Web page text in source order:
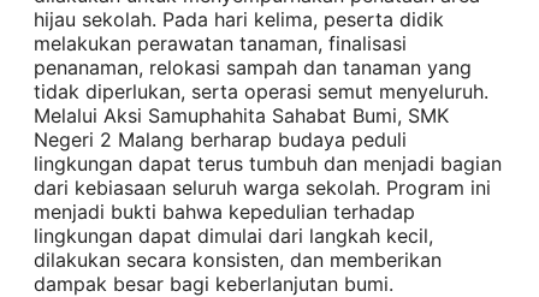
hijau sekolah. Pada hari kelima, peserta didik
melakukan perawatan tanaman, finalisasi
penanaman, relokasi sampah dan tanaman yang
tidak diperlukan, serta operasi semut menyeluruh.
Melalui Aksi Samuphahita Sahabat Bumi, SMK
Negeri 2 Malang berharap budaya peduli
lingkungan dapat terus tumbuh dan menjadi bagian
dari kebiasaan seluruh warga sekolah. Program ini
menjadi bukti bahwa kepedulian terhadap
lingkungan dapat dimulai dari langkah kecil,
dilakukan secara konsisten, dan memberikan
dampak besar bagi keberlanjutan bumi.